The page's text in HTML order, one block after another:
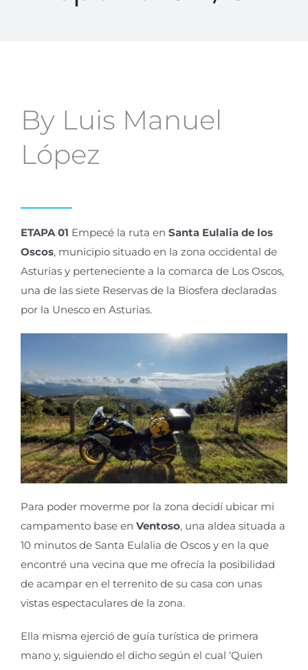
By Luis Manuel
López
ETAPA 01 Empecé la ruta en Santa Eulalia de los
Oscos, municipio situado en la zona occidental de
Asturias y perteneciente a la comarca de Los Oscos,
una de las siete Reservas de la Biosfera declaradas
por la Unesco en Asturias.
Para poder moverme por la zona decidí ubicar mi
campamento base en Ventoso, una aldea situada a
10 minutos de Santa Eulalia de Oscos y en la que
encontré una vecina que me ofrecía la posibilidad
de acampar en el terrenito de su casa con unas
vistas espectaculares de la zona.
Ella misma ejerció de guía turística de primera
mano y, siguiendo el dicho según el cual ‘Quien